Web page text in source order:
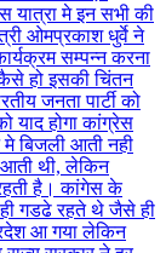
यात्रा मे इन सभी की
ओमप्रकाश धुर्वे ने
सम्पन्न करना
कैसे हो इसकी चिंतन
जनता पार्टी को
याद होगा कांग्रेस
बिजली आती नही
आती थी, लेकिन
है। कांगेस के
गडढे रहते थे जैसे ही
आ गया लेकिन